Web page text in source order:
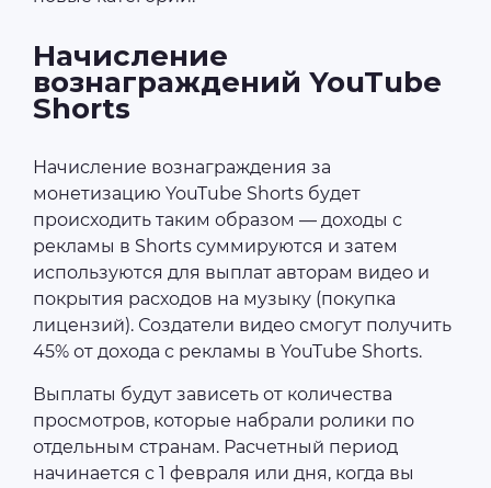
Начисление
вознаграждений YouTube
Shorts
Начисление вознаграждения за
монетизацию YouTube Shorts будет
происходить таким образом — доходы с
рекламы в Shorts суммируются и затем
используются для выплат авторам видео и
покрытия расходов на музыку (покупка
лицензий). Создатели видео смогут получить
45% от дохода с рекламы в YouTube Shorts.
Выплаты будут зависеть от количества
просмотров, которые набрали ролики по
отдельным странам. Расчетный период
начинается с 1 февраля или дня, когда вы